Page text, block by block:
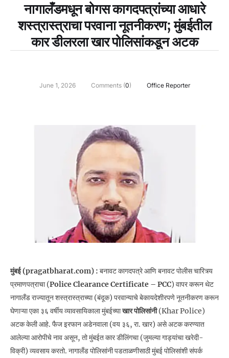
नागालँडमधून बोगस कागदपत्रांच्या आधारे
शस्त्रास्त्राचा परवाना नूतनीकरण; मुंबईतील
कार डीलरला खार पोलिसांकडून अटक
June 1, 2026 Comments (0) Office Reporter
मुंबई (pragatbharat.com) : बनावट कागदपत्रे आणि बनावट पोलीस चारित्र्य
प्रमाणपत्राचा (Police Clearance Certificate – PCC) वापर करून थेट
नागालँड राज्यातून शस्त्रास्त्राच्या (बंदूक) परवान्याचे बेकायदेशीरपणे नूतनीकरण करून
घेणाऱ्या एका ३६ वर्षीय व्यावसायिकाला मुंबईच्याखार पोलिसांनी(Khar Police)
अटक केली आहे. फैज इरफान अडेनवाला (वय ३६, रा. खार) असे अटक करण्यात
आलेल्या आरोपीचे नाव असून, तो मुंबईत कार डीलिंगचा (जुमल्या गाड्यांचा खरेदी-
विक्री) व्यवसाय करतो. नागालँड पोलिसांनी पडताळणीसाठी मुंबई पोलिसांशी संपर्क